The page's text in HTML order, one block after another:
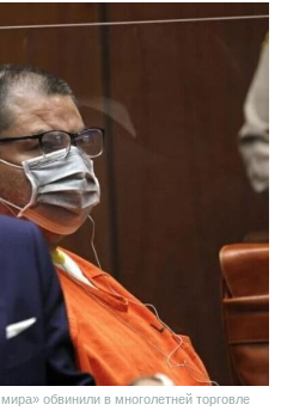
обвинили в многолетней торговле